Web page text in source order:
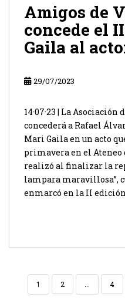
Amigos de
concede el
Gaila al
29/07/2023
14·07·23 | La
concederá a Rafael
Mari Gaila en un acto
primavera en el Ateneo
realizó al finalizar la
lampara maravillosa”,
enmarcó en la II
PAGINACIÓN
1 2 … 4